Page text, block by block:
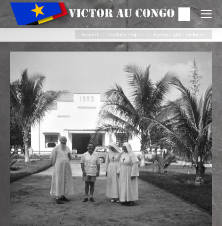
Search:
Accueil Portfolio Project Eyangu, 1960 – Victor et…